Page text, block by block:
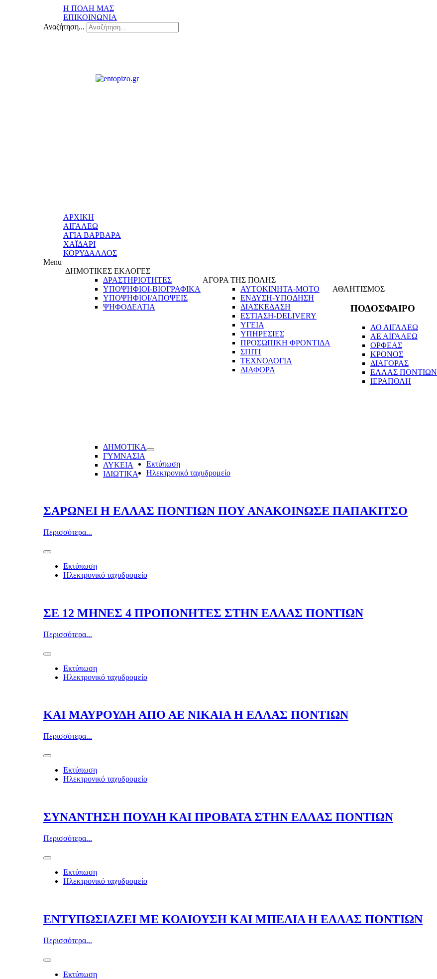
Η ΠΟΛΗ ΜΑΣ
ΕΠΙΚΟΙΝΩΝΙΑ
Αναζήτηση...
ΑΡΧΙΚΗ
ΑΙΓΑΛΕΩ
ΑΓΙΑ ΒΑΡΒΑΡΑ
ΧΑΪΔΑΡΙ
ΚΟΡΥΔΑΛΛΟΣ
Menu
ΔΗΜΟΤΙΚΕΣ ΕΚΛΟΓΕΣ
ΔΡΑΣΤΗΡΙΟΤΗΤΕΣ
ΥΠΟΨΗΦΙΟΙ-ΒΙΟΓΡΑΦΙΚΑ
ΥΠΟΨΗΦΙΟΙ/ΑΠΟΨΕΙΣ
ΨΗΦΟΔΕΛΤΙΑ
ΑΓΟΡΑ ΤΗΣ ΠΟΛΗΣ
ΑΥΤΟΚΙΝΗΤΑ-ΜΟΤΟ
ΕΝΔΥΣΗ-ΥΠΟΔΗΣΗ
ΔΙΑΣΚΕΔΑΣΗ
ΕΣΤΙΑΣΗ-DELIVERY
ΥΓΕΙΑ
ΥΠΗΡΕΣΙΕΣ
ΠΡΟΣΩΠΙΚΗ ΦΡΟΝΤΙΔΑ
ΣΠΙΤΙ
ΤΕΧΝΟΛΟΓΙΑ
ΔΙΑΦΟΡΑ
ΑΘΛΗΤΙΣΜΟΣ
ΠΟΔΟΣΦΑΙΡΟ
ΑΟ ΑΙΓΑΛΕΩ
ΑΕ ΑΙΓΑΛΕΩ
ΟΡΦΕΑΣ
ΚΡΟΝΟΣ
ΔΙΑΓΟΡΑΣ
ΕΛΛΑΣ ΠΟΝΤΙΩΝ
ΙΕΡΑΠΟΛΗ
ΔΗΜΟΤΙΚΑ
ΓΥΜΝΑΣΙΑ
ΛΥΚΕΙΑ
ΙΔΙΩΤΙΚΑ
Εκτύπωση
Ηλεκτρονικό ταχυδρομείο
ΣΑΡΩΝΕΙ Η ΕΛΛΑΣ ΠΟΝΤΙΩΝ ΠΟΥ ΑΝΑΚΟΙΝΩΣΕ ΠΑΠΑΚΙΤΣΟ
Περισσότερα...
Εκτύπωση
Ηλεκτρονικό ταχυδρομείο
ΣΕ 12 ΜΗΝΕΣ 4 ΠΡΟΠΟΝΗΤΕΣ ΣΤΗΝ ΕΛΛΑΣ ΠΟΝΤΙΩΝ
Περισσότερα...
Εκτύπωση
Ηλεκτρονικό ταχυδρομείο
ΚΑΙ ΜΑΥΡΟΥΔΗ ΑΠΟ ΑΕ ΝΙΚΑΙΑ Η ΕΛΛΑΣ ΠΟΝΤΙΩΝ
Περισσότερα...
Εκτύπωση
Ηλεκτρονικό ταχυδρομείο
ΣΥΝΑΝΤΗΣΗ ΠΟΥΛΗ ΚΑΙ ΠΡΟΒΑΤΑ ΣΤΗΝ ΕΛΛΑΣ ΠΟΝΤΙΩΝ
Περισσότερα...
Εκτύπωση
Ηλεκτρονικό ταχυδρομείο
ΕΝΤΥΠΩΣΙΑΖΕΙ ΜΕ ΚΟΛΙΟΥΣΗ ΚΑΙ ΜΠΕΛΙΑ Η ΕΛΛΑΣ ΠΟΝΤΙΩΝ
Περισσότερα...
Εκτύπωση